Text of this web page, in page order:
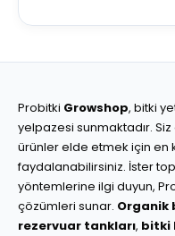
Probitki Growshop, bitki
yelpazesi sunmaktadır.
ürünler elde etmek için en
faydalanabilirsiniz. İster
yöntemlerine ilgi duyun,
çözümleri sunar. Organik
rezervuar tankları, bitki